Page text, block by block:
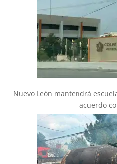
Nuevo León mantendrá
acuerdo